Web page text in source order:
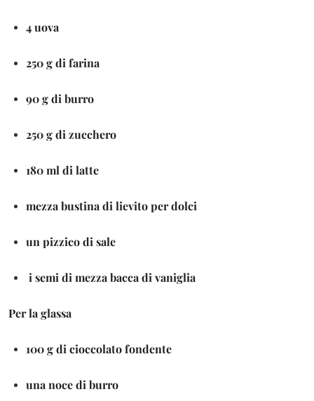
4 uova
250 g di farina
90 g di burro
250 g di zucchero
180 ml di latte
mezza bustina di lievito per dolci
un pizzico di sale
i semi di mezza bacca di vaniglia
Per la glassa
100 g di cioccolato fondente
una noce di burro